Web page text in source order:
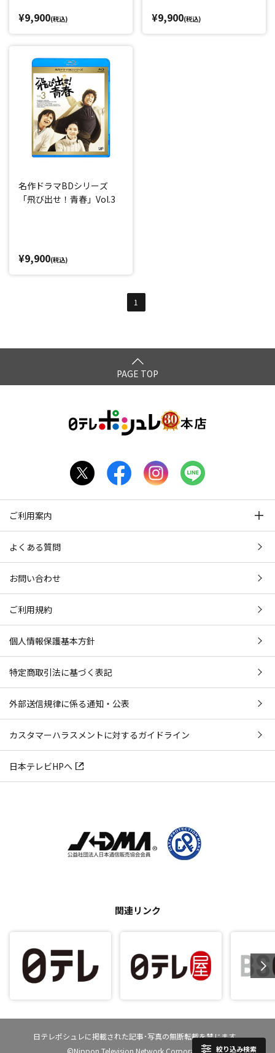
絞り込み検索
¥9,900(税込) ¥9,900(税込)
名作ドラマBDシリーズ
「飛び出せ！青春」Vol.3
¥9,900(税込)
1
PAGE TOP
ご利用案内
よくある質問
お問い合わせ
ご利用規約
個人情報保護基本方針
特定商取引法に基づく表記
外部送信規律に係る通知・公表
カスタマーハラスメントに対するガイドライン
日本テレビHPへ
関連リンク
日テレポシュレに掲載された記事･写真の無断転載を禁じます。
©Nippon Television Network Corporation